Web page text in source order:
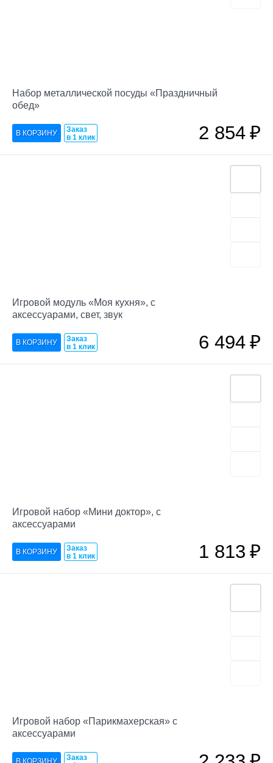
Набор металлической посуды «Праздничный
обед»
Заказ
в 1 клик
2 854₽
Игровой модуль «Моя кухня», с
аксессуарами, свет, звук
Заказ
в 1 клик
6 494₽
Игровой набор «Мини доктор», с
аксессуарами
Заказ
в 1 клик
1 813₽
Игровой набор «Парикмахерская» с
аксессуарами
Заказ